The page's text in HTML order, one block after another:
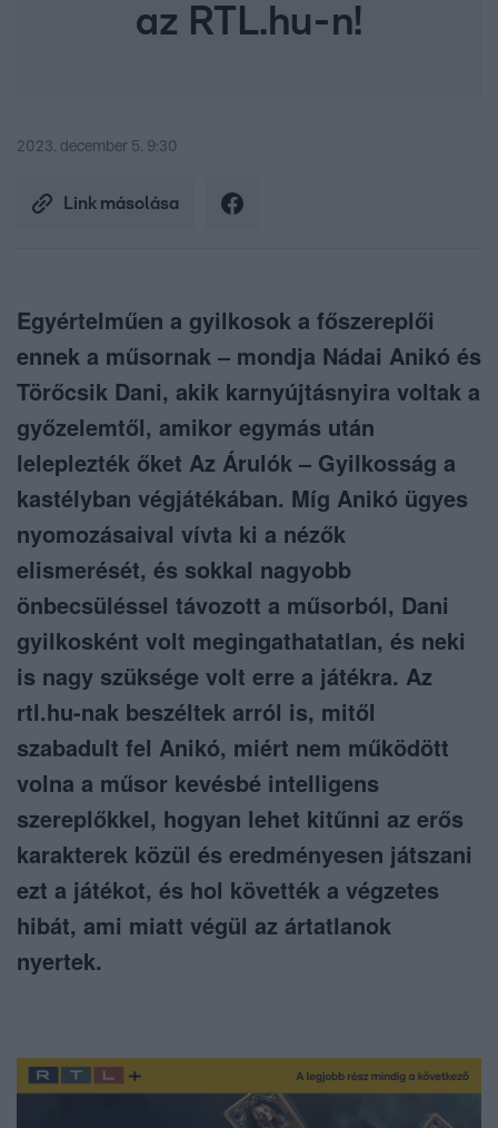
az RTL.hu-n!
2023. december 5. 9:30
Link másolása
Egyértelműen a gyilkosok a főszereplői
ennek a műsornak – mondja Nádai Anikó és
Törőcsik Dani, akik karnyújtásnyira voltak a
győzelemtől, amikor egymás után
leleplezték őket Az Árulók – Gyilkosság a
kastélyban végjátékában. Míg Anikó ügyes
nyomozásaival vívta ki a nézők
elismerését, és sokkal nagyobb
önbecsüléssel távozott a műsorból, Dani
gyilkosként volt megingathatatlan, és neki
is nagy szüksége volt erre a játékra. Az
rtl.hu-nak beszéltek arról is, mitől
szabadult fel Anikó, miért nem működött
volna a műsor kevésbé intelligens
szereplőkkel, hogyan lehet kitűnni az erős
karakterek közül és eredményesen játszani
ezt a játékot, és hol követték a végzetes
hibát, ami miatt végül az ártatlanok
nyertek.